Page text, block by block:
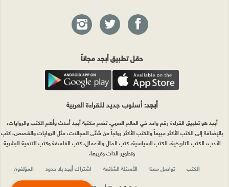
حمّل تطبيق أبجد مجاناً
أبجد: أسلوب جديد للقراءة العربية
أبجد هو تطبيق القراءة رقم واحد في العالم العربي. تضم مكتبة أبجد أحدث وأهم الكتب والروايات،
بالإضافة إلى الكتب الأكثر مبيعاً والكتب الأكثر رواجاً من شتّى المجالات، مثل الروايات والقصص، كتب
الأدب، الكتب التاريخية، الكتب السياسية، كتب المال والأعمال، كتب الفلسفة وكتب التنمية البشرية
وتطوير الذات وغيرها.
الكتب
تواصل معنا الأسئلة الشائعة اشتراك أبجد بلا حدود
المؤلفون